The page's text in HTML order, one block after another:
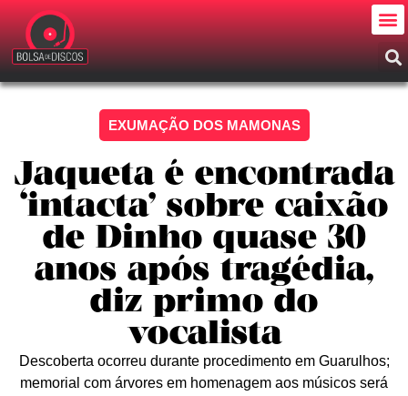
EXUMAÇÃO DOS MAMONAS
Jaqueta é encontrada
‘intacta’ sobre caixão
de Dinho quase 30
anos após tragédia,
diz primo do
vocalista
Descoberta ocorreu durante procedimento em Guarulhos;
memorial com árvores em homenagem aos músicos será